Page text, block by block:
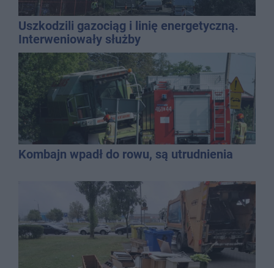
Uszkodzili gazociąg i linię energetyczną.
Interweniowały służby
Kombajn wpadł do rowu, są utrudnienia